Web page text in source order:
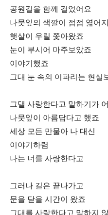
공원길을 함께 걸었어요
나뭇잎의 색깔이 점점 엷어
햇살이 우릴 쫓아왔죠
눈이 부시어 마주보았죠
이야기했죠
그대 눈 속의 이파리는 현실
그댈 사랑한다고 말하기가
나뭇잎이 아름답다고 했죠
세상 모든 만물아 나 대신
이야기하렴
나는 너를 사랑한다고
그러나 길은 끝나가고
문을 닫을 시간이 왔죠
그대를 사랑한다고 말하지